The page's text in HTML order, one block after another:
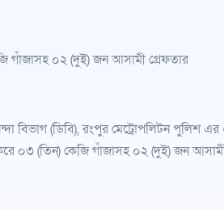
গাঁজাসহ ০২ (দুই) জন আসামী গ্রেফতার
বিভাগ (ডিবি), রংপুর মেট্রোপলিটন পুলিশ
০৩ (তিন) কেজি গাঁজাসহ ০২ (দুই) জন